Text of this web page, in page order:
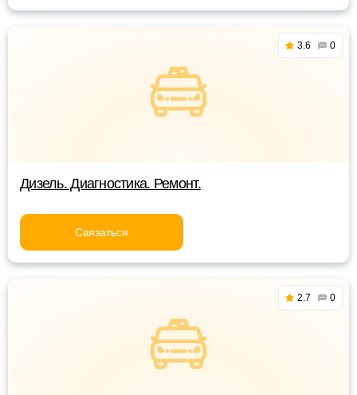
3.6 0
Дизель. Диагностика. Ремонт.
Связаться
2.7 0